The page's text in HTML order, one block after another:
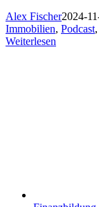
Alex Fischer2024-
Immobilien, Podcast,
Weiterlesen